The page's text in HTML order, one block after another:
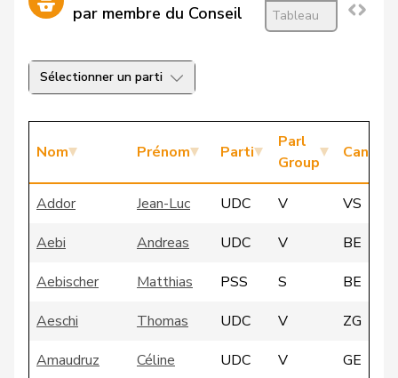
par membre du Conseil
Tableau
Sélectionner un parti
Nom Prénom Parti
Parl
Group
Canton
Addor Jean-Luc UDC V
VS
Aebi
Andreas UDC V
BE
Aebischer
Matthias PSS S
BE
Aeschi
Thomas UDC V
ZG
Amaudruz
Céline UDC V
GE